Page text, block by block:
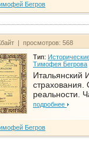
Бегров
| просмотров: 568
Тип:
Тимофея Бегрова
Итальянский
страхования.
реальности.
подробнее
Бегров